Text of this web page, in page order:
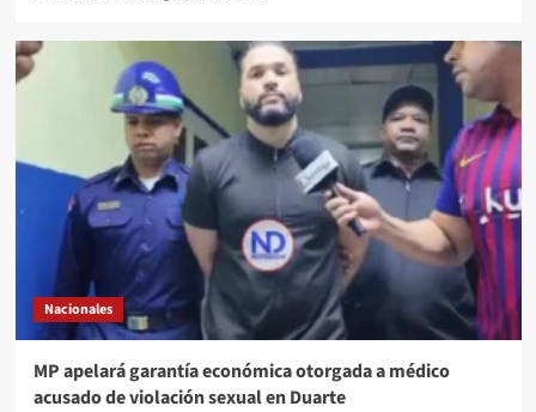
Nacionales
MP apelará garantía económica otorgada a médico
acusado de violación sexual en Duarte